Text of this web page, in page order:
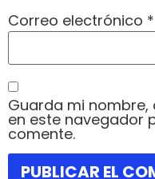
Correo electrónico *
Guarda mi
en este navegador
comente.